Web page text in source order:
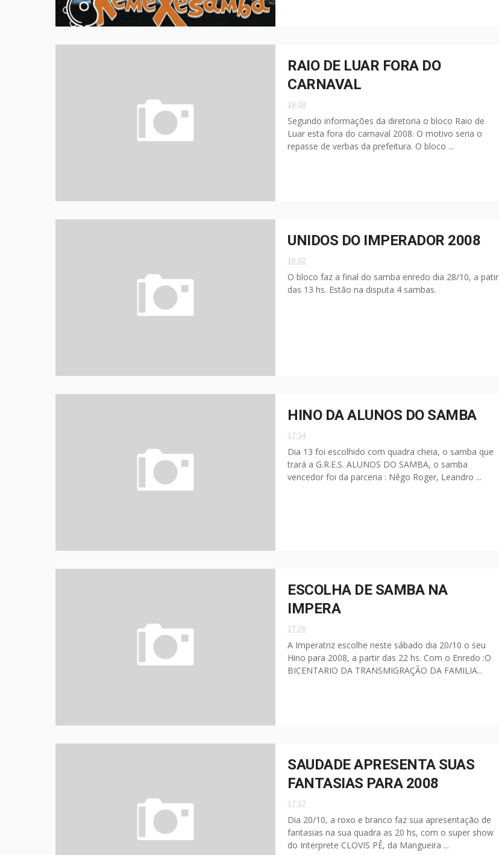
RAIO DE LUAR FORA DO
CARNAVAL
18:08
Segundo informações da diretoria o bloco Raio de
Luar esta fora do carnaval 2008. O motivo seria o
repasse de verbas da prefeitura. O bloco ...
UNIDOS DO IMPERADOR 2008
18:02
O bloco faz a final do samba enredo dia 28/10, a patir
das 13 hs. Estão na disputa 4 sambas.
HINO DA ALUNOS DO SAMBA
17:34
Dia 13 foi escolhido com quadra cheia, o samba que
trará a G.R.E.S. ALUNOS DO SAMBA, o samba
vencedor foi da parceria : Nêgo Roger, Leandro ...
ESCOLHA DE SAMBA NA
IMPERA
17:26
A Imperatriz escolhe neste sábado dia 20/10 o seu
Hino para 2008, a partir das 22 hs. Com o Enredo :O
BICENTARIO DA TRANSMIGRAÇÃO DA FAMILIA...
SAUDADE APRESENTA SUAS
FANTASIAS PARA 2008
17:17
Dia 20/10, a roxo e branco faz sua apresentação de
fantasias na sua quadra as 20 hs, com o super show
do Interprete CLOVIS PÊ, da Mangueira ...